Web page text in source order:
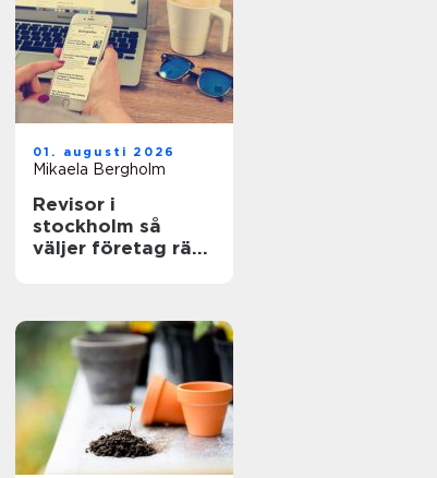
01. augusti 2026
Mikaela Bergholm
Revisor i
stockholm så
väljer företag rätt